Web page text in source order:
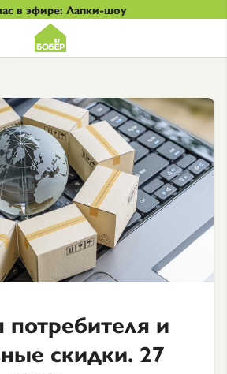
в эфире: Лапки-шоу
потребителя и
скидки. 27